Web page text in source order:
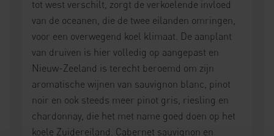
tot west verschilt, zorgt de verkoelende invloed
van de oceanen, die de twee eilanden omringen,
voor een overwegend koel klimaat. De aanplant
van druiven is hier volledig op aangepast en
Nieuw-Zeeland is terecht beroemd om zijn
aromatische wijnen van sauvignon blanc, pinot
noir en ook steeds meer pinot gris, riesling en
chardonnay, die het met name goed doen op het
koele Zuidereiland. Cabernet sauvignon en